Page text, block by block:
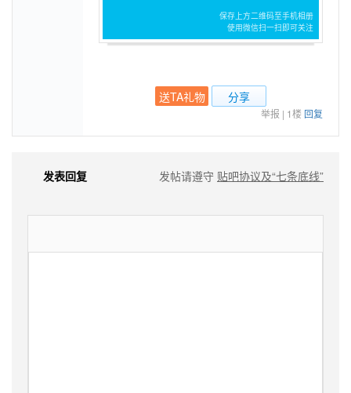
保存上方二维码至手机相册
使用微信扫一扫即可关注
送TA礼物 分享
举报 | 1楼 回复
发表回复 发帖请遵守 贴吧协议及“七条底线”